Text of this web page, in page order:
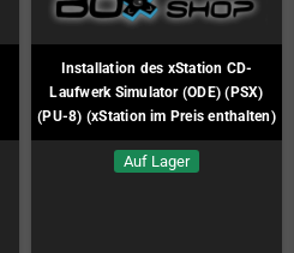
Installation des xStation CD-
Laufwerk Simulator (ODE) (PSX)
(PU-8) (xStation im Preis enthalten)
Auf Lager